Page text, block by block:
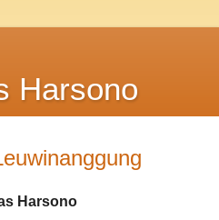
Harsono
Harsono